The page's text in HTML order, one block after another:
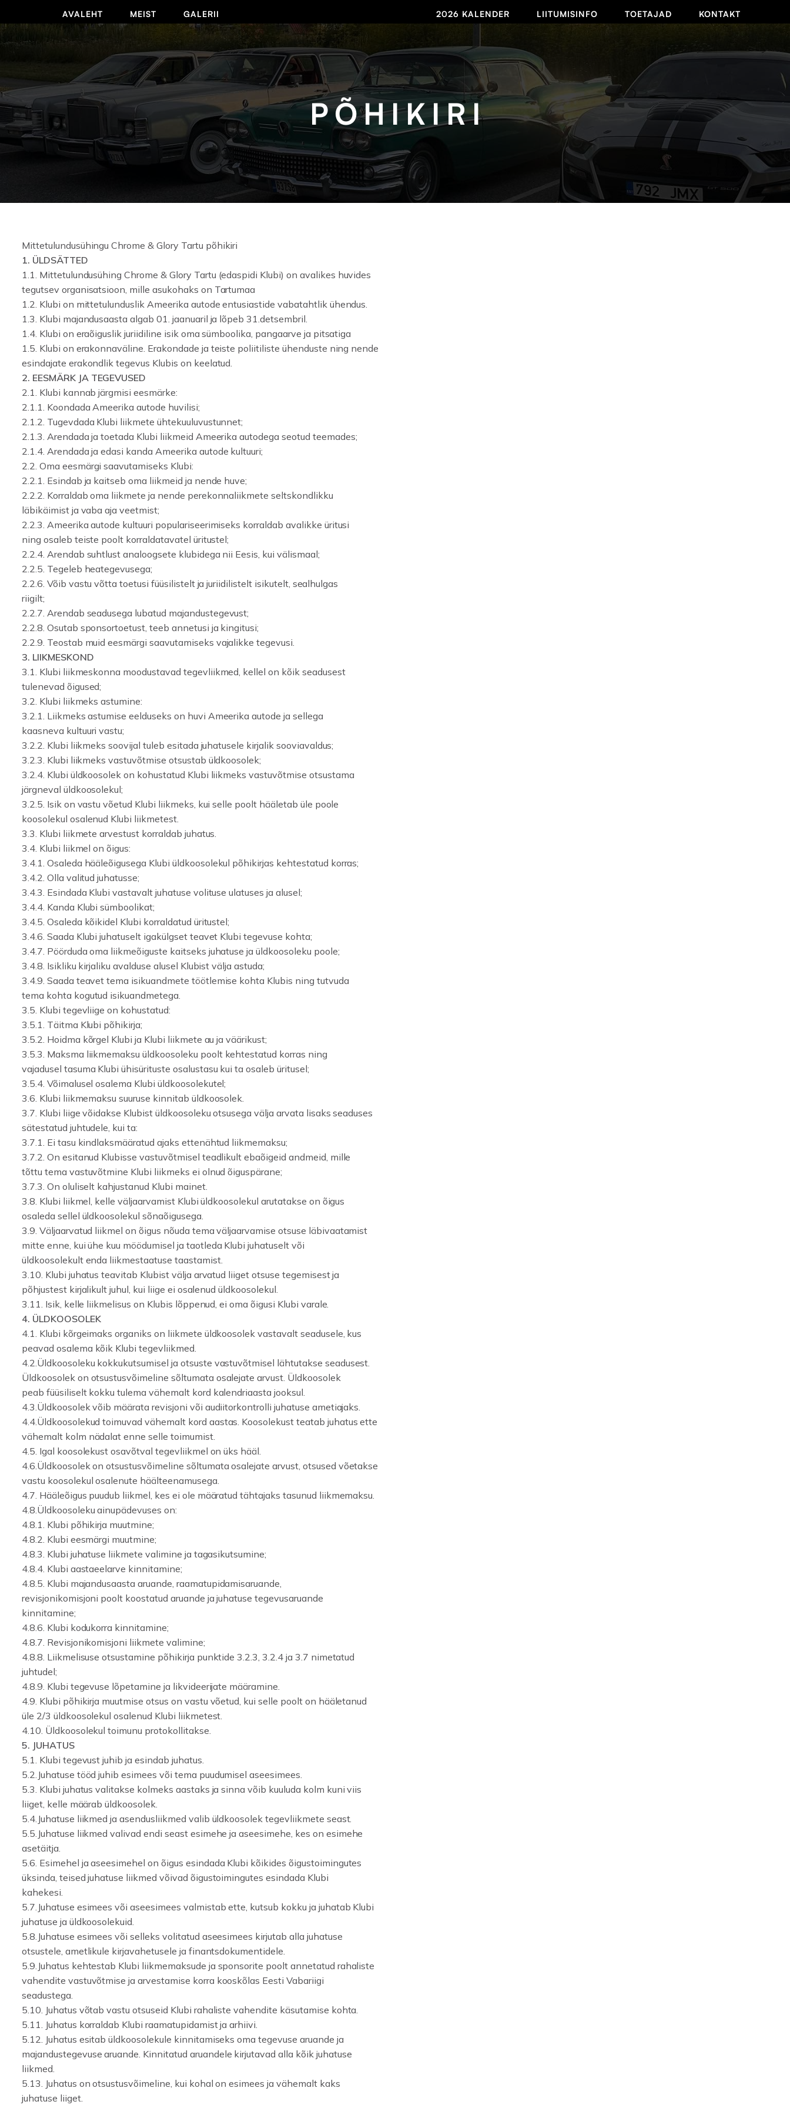
AVALEHT MEIST GALERII 2026 KALENDER LIITUMISINFO TOETAJAD KONTAKT
PÕHIKIRI
Mittetulundusühingu Chrome & Glory Tartu põhikiri
1. ÜLDSÄTTED
1.1. Mittetulundusühing Chrome & Glory Tartu (edaspidi Klubi) on avalikes huvides
tegutsev organisatsioon, mille asukohaks on Tartumaa
1.2. Klubi on mittetulunduslik Ameerika autode entusiastide vabatahtlik ühendus.
1.3. Klubi majandusaasta algab 01. jaanuaril ja lõpeb 31.detsembril.
1.4. Klubi on eraõiguslik juriidiline isik oma sümboolika, pangaarve ja pitsatiga
1.5. Klubi on erakonnaväline. Erakondade ja teiste poliitiliste ühenduste ning nende
esindajate erakondlik tegevus Klubis on keelatud.
2. EESMÄRK JA TEGEVUSED
2.1. Klubi kannab järgmisi eesmärke:
2.1.1. Koondada Ameerika autode huvilisi;
2.1.2. Tugevdada Klubi liikmete ühtekuuluvustunnet;
2.1.3. Arendada ja toetada Klubi liikmeid Ameerika autodega seotud teemades;
2.1.4. Arendada ja edasi kanda Ameerika autode kultuuri;
2.2. Oma eesmärgi saavutamiseks Klubi:
2.2.1. Esindab ja kaitseb oma liikmeid ja nende huve;
2.2.2. Korraldab oma liikmete ja nende perekonnaliikmete seltskondlikku
läbikäimist ja vaba aja veetmist;
2.2.3. Ameerika autode kultuuri populariseerimiseks korraldab avalikke üritusi
ning osaleb teiste poolt korraldatavatel üritustel;
2.2.4. Arendab suhtlust analoogsete klubidega nii Eesis, kui välismaal;
2.2.5. Tegeleb heategevusega;
2.2.6. Võib vastu võtta toetusi füüsilistelt ja juriidilistelt isikutelt, sealhulgas
riigilt;
2.2.7. Arendab seadusega lubatud majandustegevust;
2.2.8. Osutab sponsortoetust, teeb annetusi ja kingitusi;
2.2.9. Teostab muid eesmärgi saavutamiseks vajalikke tegevusi.
3. LIIKMESKOND
3.1. Klubi liikmeskonna moodustavad tegevliikmed, kellel on kõik seadusest
tulenevad õigused;
3.2. Klubi liikmeks astumine:
3.2.1. Liikmeks astumise eelduseks on huvi Ameerika autode ja sellega
kaasneva kultuuri vastu;
3.2.2. Klubi liikmeks soovijal tuleb esitada juhatusele kirjalik sooviavaldus;
3.2.3. Klubi liikmeks vastuvõtmise otsustab üldkoosolek;
3.2.4. Klubi üldkoosolek on kohustatud Klubi liikmeks vastuvõtmise otsustama
järgneval üldkoosolekul;
3.2.5. Isik on vastu võetud Klubi liikmeks, kui selle poolt hääletab üle poole
koosolekul osalenud Klubi liikmetest.
3.3. Klubi liikmete arvestust korraldab juhatus.
3.4. Klubi liikmel on õigus:
3.4.1. Osaleda hääleõigusega Klubi üldkoosolekul põhikirjas kehtestatud korras;
3.4.2. Olla valitud juhatusse;
3.4.3. Esindada Klubi vastavalt juhatuse volituse ulatuses ja alusel;
3.4.4. Kanda Klubi sümboolikat;
3.4.5. Osaleda kõikidel Klubi korraldatud üritustel;
3.4.6. Saada Klubi juhatuselt igakülgset teavet Klubi tegevuse kohta;
3.4.7. Pöörduda oma liikmeõiguste kaitseks juhatuse ja üldkoosoleku poole;
3.4.8. Isikliku kirjaliku avalduse alusel Klubist välja astuda;
3.4.9. Saada teavet tema isikuandmete töötlemise kohta Klubis ning tutvuda
tema kohta kogutud isikuandmetega.
3.5. Klubi tegevliige on kohustatud:
3.5.1. Täitma Klubi põhikirja;
3.5.2. Hoidma kõrgel Klubi ja Klubi liikmete au ja väärikust;
3.5.3. Maksma liikmemaksu üldkoosoleku poolt kehtestatud korras ning
vajadusel tasuma Klubi ühisürituste osalustasu kui ta osaleb üritusel;
3.5.4. Võimalusel osalema Klubi üldkoosolekutel;
3.6. Klubi liikmemaksu suuruse kinnitab üldkoosolek.
3.7. Klubi liige võidakse Klubist üldkoosoleku otsusega välja arvata lisaks seaduses
sätestatud juhtudele, kui ta:
3.7.1. Ei tasu kindlaksmääratud ajaks ettenähtud liikmemaksu;
3.7.2. On esitanud Klubisse vastuvõtmisel teadlikult ebaõigeid andmeid, mille
tõttu tema vastuvõtmine Klubi liikmeks ei olnud õiguspärane;
3.7.3. On oluliselt kahjustanud Klubi mainet.
3.8. Klubi liikmel, kelle väljaarvamist Klubi üldkoosolekul arutatakse on õigus
osaleda sellel üldkoosolekul sõnaõigusega.
3.9. Väljaarvatud liikmel on õigus nõuda tema väljaarvamise otsuse läbivaatamist
mitte enne, kui ühe kuu möödumisel ja taotleda Klubi juhatuselt või
üldkoosolekult enda liikmestaatuse taastamist.
3.10. Klubi juhatus teavitab Klubist välja arvatud liiget otsuse tegemisest ja
põhjustest kirjalikult juhul, kui liige ei osalenud üldkoosolekul.
3.11. Isik, kelle liikmelisus on Klubis lõppenud, ei oma õigusi Klubi varale.
4. ÜLDKOOSOLEK
4.1. Klubi kõrgeimaks organiks on liikmete üldkoosolek vastavalt seadusele, kus
peavad osalema kõik Klubi tegevliikmed.
4.2.Üldkoosoleku kokkukutsumisel ja otsuste vastuvõtmisel lähtutakse seadusest.
Üldkoosolek on otsustusvõimeline sõltumata osalejate arvust. Üldkoosolek
peab füüsiliselt kokku tulema vähemalt kord kalendriaasta jooksul.
4.3.Üldkoosolek võib määrata revisjoni või audiitorkontrolli juhatuse ametiajaks.
4.4.Üldkoosolekud toimuvad vähemalt kord aastas. Koosolekust teatab juhatus ette
vähemalt kolm nädalat enne selle toimumist.
4.5. Igal koosolekust osavõtval tegevliikmel on üks hääl.
4.6.Üldkoosolek on otsustusvõimeline sõltumata osalejate arvust, otsused võetakse
vastu koosolekul osalenute häälteenamusega.
4.7. Hääleõigus puudub liikmel, kes ei ole määratud tähtajaks tasunud liikmemaksu.
4.8.Üldkoosoleku ainupädevuses on:
4.8.1. Klubi põhikirja muutmine;
4.8.2. Klubi eesmärgi muutmine;
4.8.3. Klubi juhatuse liikmete valimine ja tagasikutsumine;
4.8.4. Klubi aastaeelarve kinnitamine;
4.8.5. Klubi majandusaasta aruande, raamatupidamisaruande,
revisjonikomisjoni poolt koostatud aruande ja juhatuse tegevusaruande
kinnitamine;
4.8.6. Klubi kodukorra kinnitamine;
4.8.7. Revisjonikomisjoni liikmete valimine;
4.8.8. Liikmelisuse otsustamine põhikirja punktide 3.2.3, 3.2.4 ja 3.7 nimetatud
juhtudel;
4.8.9. Klubi tegevuse lõpetamine ja likvideerijate määramine.
4.9. Klubi põhikirja muutmise otsus on vastu võetud, kui selle poolt on hääletanud
üle 2/3 üldkoosolekul osalenud Klubi liikmetest.
4.10. Üldkoosolekul toimunu protokollitakse.
5. JUHATUS
5.1. Klubi tegevust juhib ja esindab juhatus.
5.2.Juhatuse tööd juhib esimees või tema puudumisel aseesimees.
5.3. Klubi juhatus valitakse kolmeks aastaks ja sinna võib kuuluda kolm kuni viis
liiget, kelle määrab üldkoosolek.
5.4.Juhatuse liikmed ja asendusliikmed valib üldkoosolek tegevliikmete seast.
5.5.Juhatuse liikmed valivad endi seast esimehe ja aseesimehe, kes on esimehe
asetäitja.
5.6. Esimehel ja aseesimehel on õigus esindada Klubi kõikides õigustoimingutes
üksinda, teised juhatuse liikmed võivad õigustoimingutes esindada Klubi
kahekesi.
5.7.Juhatuse esimees või aseesimees valmistab ette, kutsub kokku ja juhatab Klubi
juhatuse ja üldkoosolekuid.
5.8.Juhatuse esimees või selleks volitatud aseesimees kirjutab alla juhatuse
otsustele, ametlikule kirjavahetusele ja finantsdokumentidele.
5.9.Juhatus kehtestab Klubi liikmemaksude ja sponsorite poolt annetatud rahaliste
vahendite vastuvõtmise ja arvestamise korra kooskõlas Eesti Vabariigi
seadustega.
5.10. Juhatus võtab vastu otsuseid Klubi rahaliste vahendite käsutamise kohta.
5.11. Juhatus korraldab Klubi raamatupidamist ja arhiivi.
5.12. Juhatus esitab üldkoosolekule kinnitamiseks oma tegevuse aruande ja
majandustegevuse aruande. Kinnitatud aruandele kirjutavad alla kõik juhatuse
liikmed.
5.13. Juhatus on otsustusvõimeline, kui kohal on esimees ja vähemalt kaks
juhatuse liiget.